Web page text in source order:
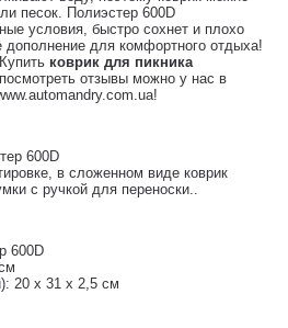
песок. Полиэстер 600D
условия, быстро сохнет и плохо
дополнение для комфортного отдыха!
коврик для пикника
отзывы можно у нас в
600D
в сложенном виде коврик
с ручкой для переноски..
600D
20 х 31 х 2,5 см